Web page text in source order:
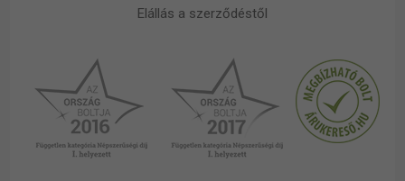
Elállás a szerződéstől